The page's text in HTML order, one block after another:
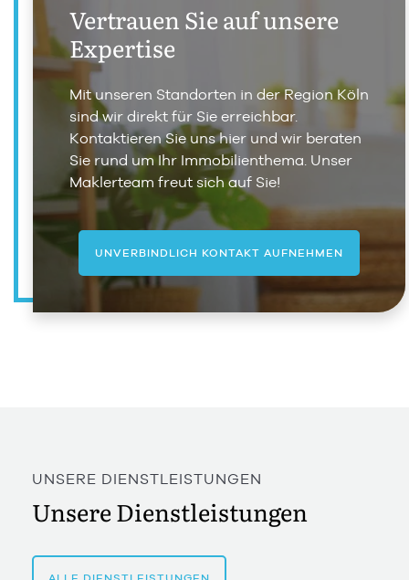
Vertrauen Sie auf unsere
Expertise
Mit unseren Standorten in der Region Köln
sind wir direkt für Sie erreichbar.
Kontaktieren Sie uns hier und wir beraten
Sie rund um Ihr Immobilienthema. Unser
Maklerteam freut sich auf Sie!
UNVERBINDLICH KONTAKT AUFNEHMEN
UNSERE DIENSTLEISTUNGEN
Unsere Dienstleistungen